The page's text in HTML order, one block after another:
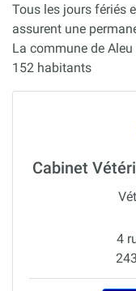
Tous les jours fériés
assurent une
La commune de
152 habitants
Cabinet
4